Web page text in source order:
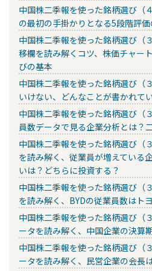
中国株二季報を使った銘柄選び
の最初の手掛かりとなる5段階評
中国株二季報を使った銘柄選び
移欄を読み解くコツ、株価チャー
びの基本
中国株二季報を使った銘柄選び
いけない、どんなことが書かれて
中国株二季報を使った銘柄選び
員数データで見る企業分析とは？
中国株二季報を使った銘柄選び
を読み解く、従業員が増えている
いは？どちらに投資する？
中国株二季報を使った銘柄選び
を読み解く、BYDの従業員数はト
中国株二季報を使った銘柄選び
ータを読み解く、中国企業の決算
中国株二季報を使った銘柄選び
ータを読み解く、民営企業の会長